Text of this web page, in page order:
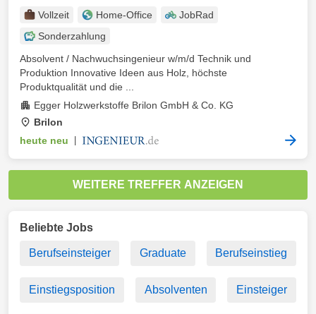
Vollzeit Home-Office
JobRad
Sonderzahlung
Absolvent / Nachwuchsingenieur w/m/d Technik und
Produktion Innovative Ideen aus Holz, höchste
Produktqualität und die ...
Egger Holzwerkstoffe Brilon GmbH & Co. KG
Brilon
heute neu
WEITERE TREFFER ANZEIGEN
Beliebte Jobs
Berufseinsteiger Graduate Berufseinstieg
Einstiegsposition Absolventen Einsteiger